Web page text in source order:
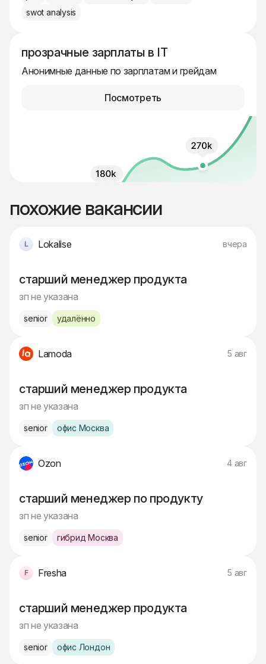
swot analysis
прозрачные зарплаты в IT
Анонимные данные по зарплатам и грейдам
Посмотреть
похожие вакансии
Lokalise вчера
старший менеджер продукта
зп не указана
senior удалённо
Lamoda 5 авг
старший менеджер продукта
зп не указана
senior офис Москва
Ozon 4 авг
старший менеджер по продукту
зп не указана
senior гибрид Москва
Fresha 5 авг
старший менеджер продукта
зп не указана
senior офис Лондон